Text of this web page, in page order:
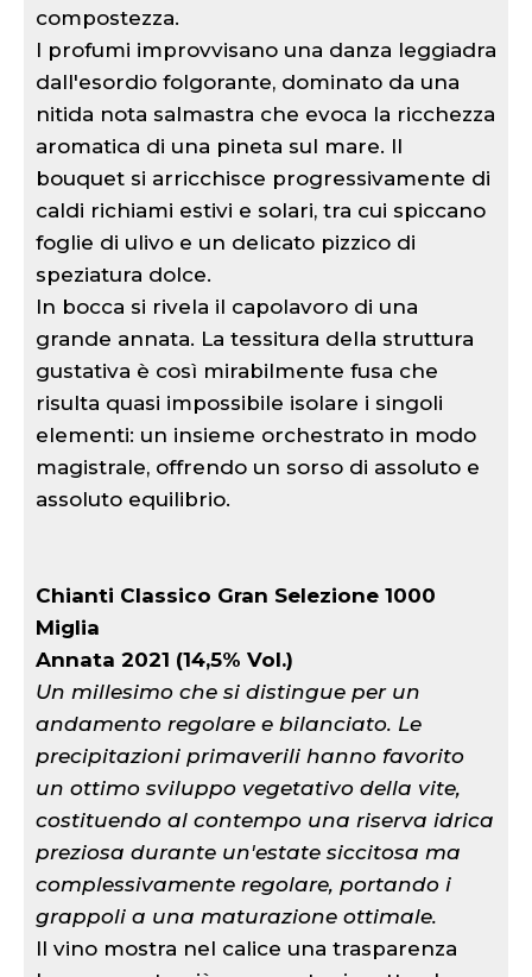
compostezza.
I profumi improvvisano una danza leggiadra
dall'esordio folgorante, dominato da una
nitida nota salmastra che evoca la ricchezza
aromatica di una pineta sul mare. Il
bouquet si arricchisce progressivamente di
caldi richiami estivi e solari, tra cui spiccano
foglie di ulivo e un delicato pizzico di
speziatura dolce.
In bocca si rivela il capolavoro di una
grande annata. La tessitura della struttura
gustativa è così mirabilmente fusa che
risulta quasi impossibile isolare i singoli
elementi: un insieme orchestrato in modo
magistrale, offrendo un sorso di assoluto e
assoluto equilibrio.
Chianti Classico Gran Selezione 1000
Miglia
Annata 2021 (14,5% Vol.)
Un millesimo che si distingue per un
andamento regolare e bilanciato. Le
precipitazioni primaverili hanno favorito
un ottimo sviluppo vegetativo della vite,
costituendo al contempo una riserva idrica
preziosa durante un'estate siccitosa ma
complessivamente regolare, portando i
grappoli a una maturazione ottimale.
Il vino mostra nel calice una trasparenza